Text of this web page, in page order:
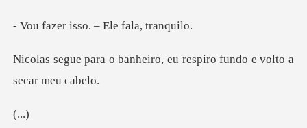
sso. – Ele fal
heiro, eu respiro fundo e
..